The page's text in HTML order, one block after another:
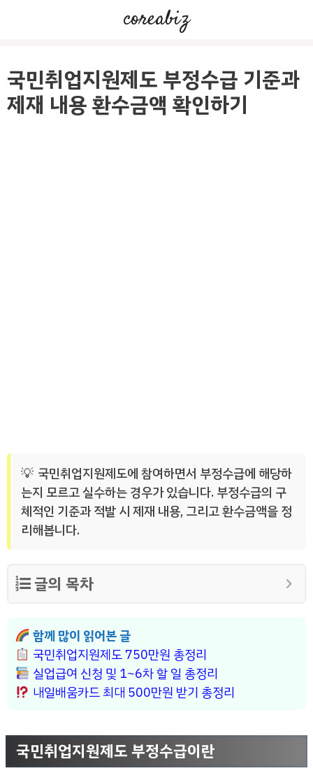
너
coreabiz
국민취업지원제도 부정수급 기준과
제재 내용 환수금액 확인하기
국민취업지원제도에 참여하면서 부정수급에 해당하
는지 모르고 실수하는 경우가 있습니다. 부정수급의 구
체적인 기준과 적발 시 제재 내용, 그리고 환수금액을 정
리해봅니다.
글의 목차
함께 많이 읽어본 글
국민취업지원제도 750만원 총정리
실업급여 신청 및 1~6차 할 일 총정리
내일배움카드 최대 500만원 받기 총정리
국민취업지원제도 부정수급이란